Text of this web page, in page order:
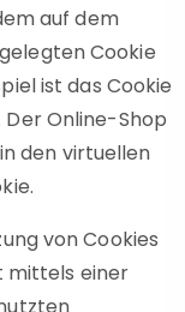
auf dem
Cookie
ist das Cookie
Online-Shop
den virtuellen
von Cookies
mittels einer